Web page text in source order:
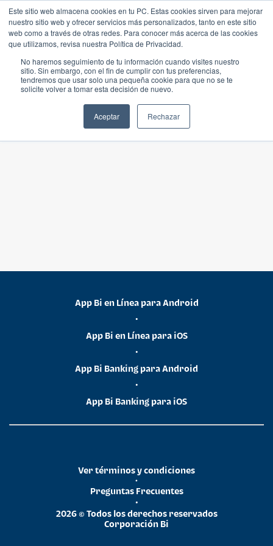
Este sitio web almacena cookies en tu PC. Estas cookies sirven para mejorar
nuestro sitio web y ofrecer servicios más personalizados, tanto en este sitio
web como a través de otras redes. Para conocer más acerca de las cookies
que utilizamos, revisa nuestra Política de Privacidad.
No haremos seguimiento de tu información cuando visites nuestro
sitio. Sin embargo, con el fin de cumplir con tus preferencias,
tendremos que usar solo una pequeña cookie para que no se te
solicite volver a tomar esta decisión de nuevo.
Aceptar Rechazar
App Bi en Línea para Android
•
App Bi en Línea para iOS
•
App Bi Banking para Android
•
App Bi Banking para iOS
2026 © Todos los derechos reservados
Corporación Bi
•
Preguntas Frecuentes
•
Ver términos y condiciones